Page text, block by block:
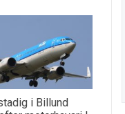
i Billund